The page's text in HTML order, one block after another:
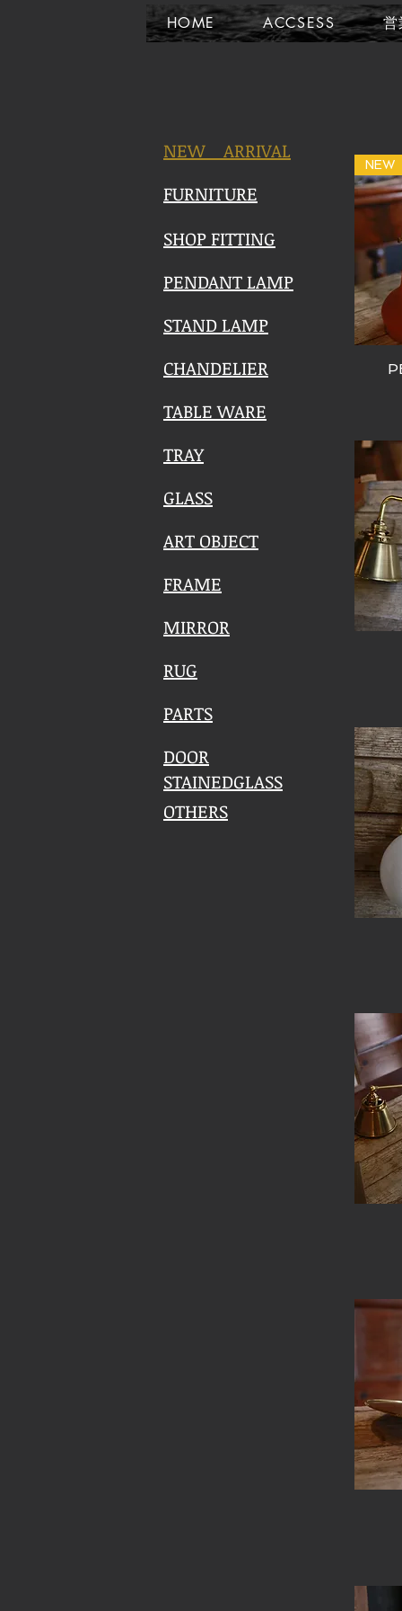
HOME ACCSESS 営
NEW​ ARRIVAL
FURNITURE
SHOP FITTING
PENDANT LAMP
STAND LAMP
CHANDELIER
TABLE WARE
TRAY
GLASS
ART OBJECT
FRAME
MIRROR
RUG
PARTS
DOOR
STAINEDGLASS
OTHERS
NEW